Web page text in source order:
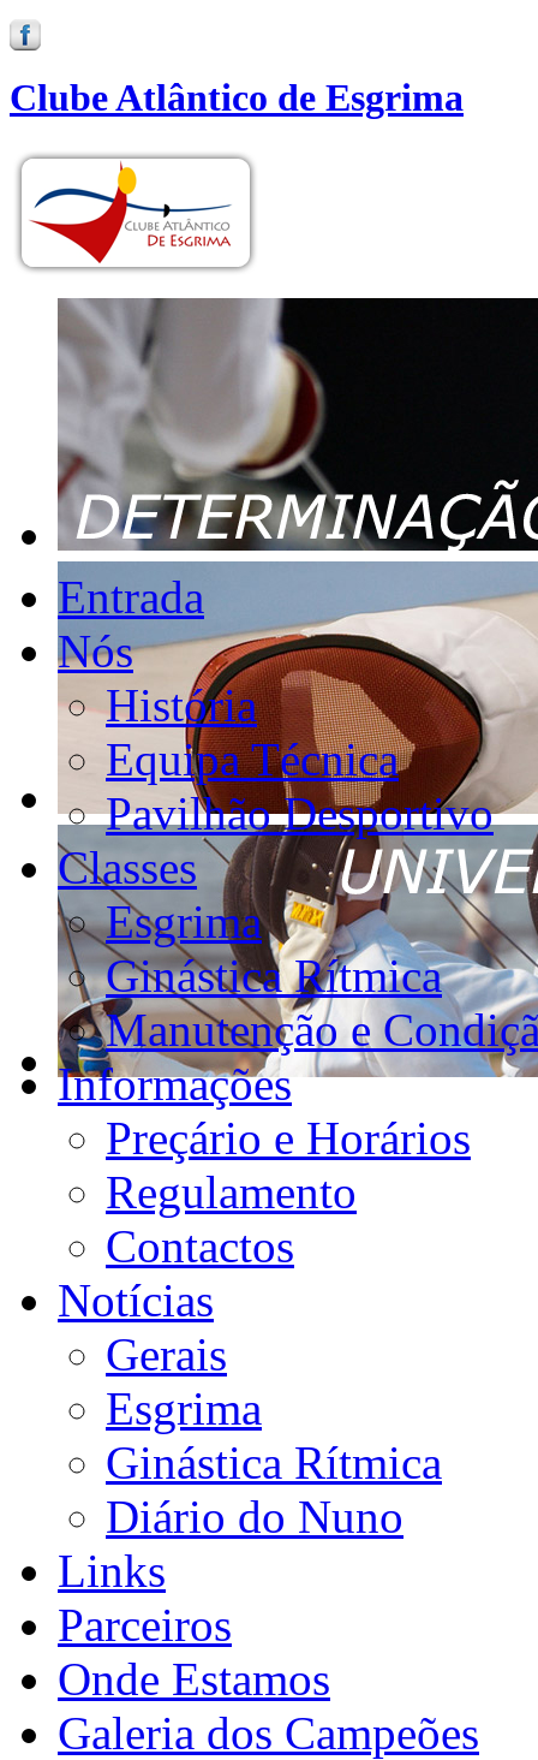
Clube Atlântico de Esgrima
Entrada
Nós
História
Equipa Técnica
Pavilhão Desportivo
Classes
Esgrima
Ginástica Rítmica
Manutenção e
Informações
Preçário e Horários
Regulamento
Contactos
Notícias
Gerais
Esgrima
Ginástica Rítmica
Diário do Nuno
Links
Parceiros
Onde Estamos
Galeria dos Campeões